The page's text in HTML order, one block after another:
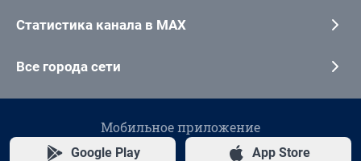
Статистика канала в MAX
Все города сети
Мобильное приложение
Google Play App Store